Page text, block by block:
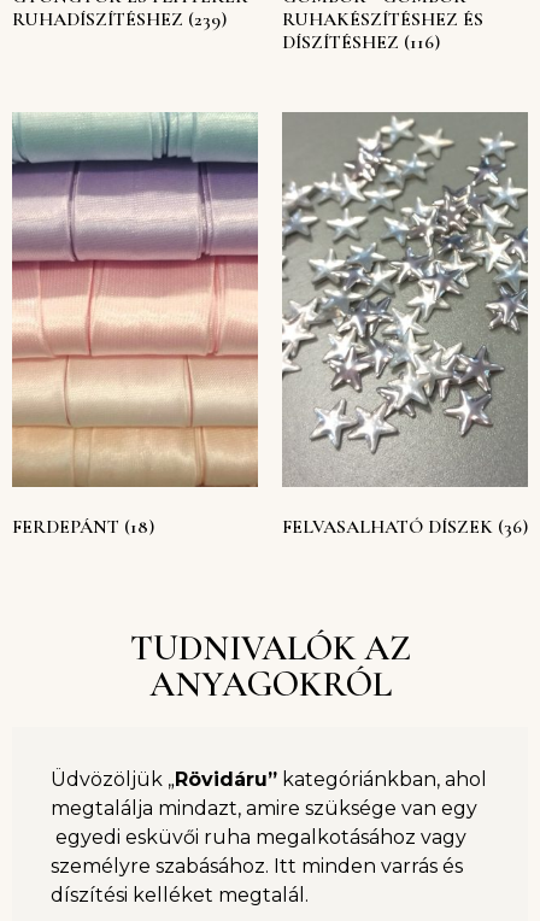
RUHADÍSZÍTÉSHEZ (239)
RUHAKÉSZÍTÉSHEZ ÉS
DÍSZÍTÉSHEZ (116)
FERDEPÁNT (18) FELVASALHATÓ DÍSZEK (36)
TUDNIVALÓK AZ
ANYAGOKRÓL
Üdvözöljük „Rövidáru” kategóriánkban, ahol
megtalálja mindazt, amire szüksége van egy
egyedi esküvői ruha megalkotásához vagy
személyre szabásához. Itt minden varrás és
díszítési kelléket megtalál.